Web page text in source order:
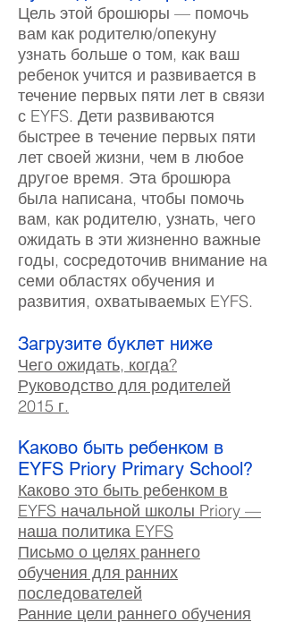
Цель этой брошюры — помочь
вам как родителю/опекуну
узнать больше о том, как ваш
ребенок учится и развивается в
течение первых пяти лет в связи
с EYFS. Дети развиваются
быстрее в течение первых пяти
лет своей жизни, чем в любое
другое время. Эта брошюра
была написана, чтобы помочь
вам, как родителю, узнать, чего
ожидать в эти жизненно важные
годы, сосредоточив внимание на
семи областях обучения и
развития, охватываемых EYFS.
Загрузите буклет ниже
Чего ожидать, когда?
Руководство для родителей
2015 г.
Каково быть ребенком в
EYFS Priory Primary School?
Каково это быть ребенком в
EYFS начальной школы Priory —
наша политика EYFS
Письмо о целях раннего
обучения для ранних
последователей
Ранние цели раннего обучения